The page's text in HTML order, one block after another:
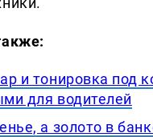
и тонировка под
для водителей
а золото в